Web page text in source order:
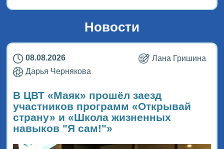
Новости
08.08.2026
Лана Гришина
Дарья Чернякова
В ЦВТ «Маяк» прошёл заезд
участников программ «Открывай
страну» и «Школа жизненных
навыков "Я сам!"»